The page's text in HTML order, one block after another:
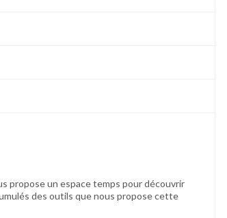
propose un espace temps pour découvrir
des outils que nous propose cette